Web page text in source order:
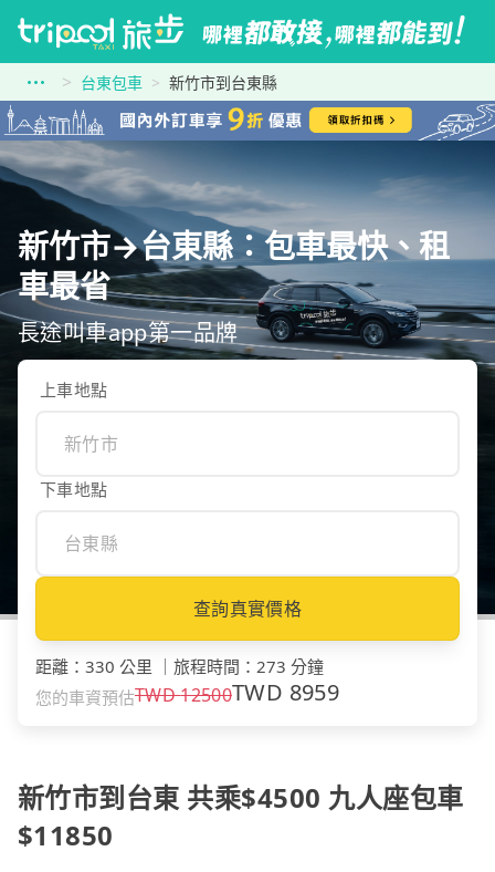
台東包車 新竹市到台東縣
新竹市→台東縣：包車最快、租
車最省
長途叫車app第一品牌
上車地點
下車地點
查詢真實價格
距離 ： 330 公里 旅程時間 ： 273 分鐘
您的車資預估TWD12500TWD 8959
新竹市到台東 共乘$4500 九人座包車
$11850